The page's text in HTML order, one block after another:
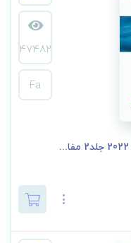
47482
Fa